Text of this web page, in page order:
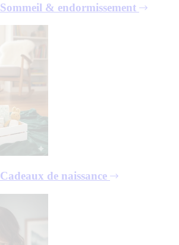
Sommeil & endormissement
Cadeaux de naissance